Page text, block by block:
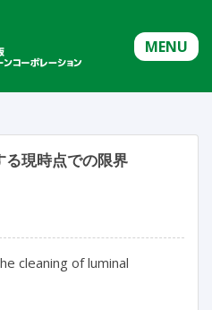
MENU
る現時点での限界
cleaning of luminal